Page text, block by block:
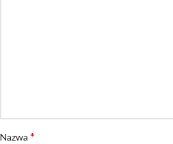
Nazwa *